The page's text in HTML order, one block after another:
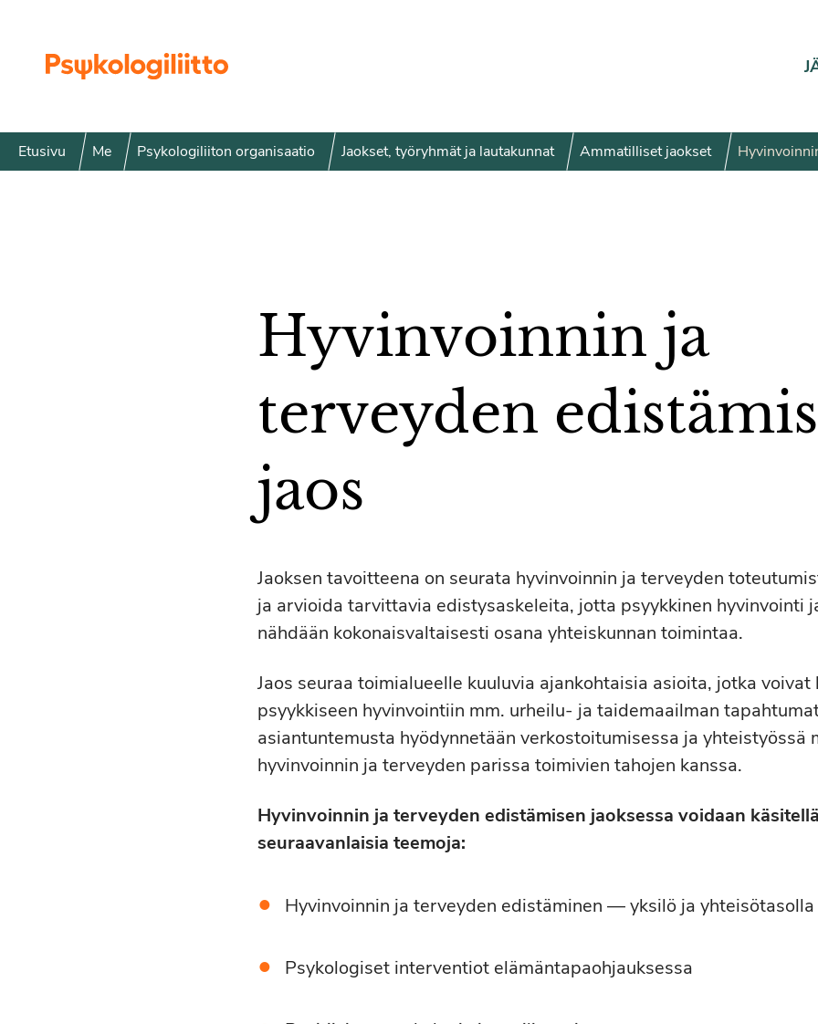
Etusivu Me Psykologiliiton organisaatio Jaokset, työryhmät ja lautakunnat Ammatilliset jaokset
Hyvinvoinnin ja
terveyden
jaos
Jaoksen tavoitteena on seurata hyvinvoinnin ja terveyden
ja arvioida tarvittavia edistysaskeleita, jotta psyykkinen hyvinvointi
nähdään kokonaisvaltaisesti osana yhteiskunnan toimintaa.
Jaos seuraa toimialueelle kuuluvia ajankohtaisia asioita, jotka
psyykkiseen hyvinvointiin mm. urheilu- ja taidemaailman
asiantuntemusta hyödynnetään verkostoitumisessa ja yhteistyössä
hyvinvoinnin ja terveyden parissa toimivien tahojen kanssa.
Hyvinvoinnin ja terveyden edistämisen jaoksessa voidaan
seuraavanlaisia teemoja:
Hyvinvoinnin ja terveyden edistäminen — yksilö ja yhteisötasolla
Psykologiset interventiot elämäntapaohjauksessa